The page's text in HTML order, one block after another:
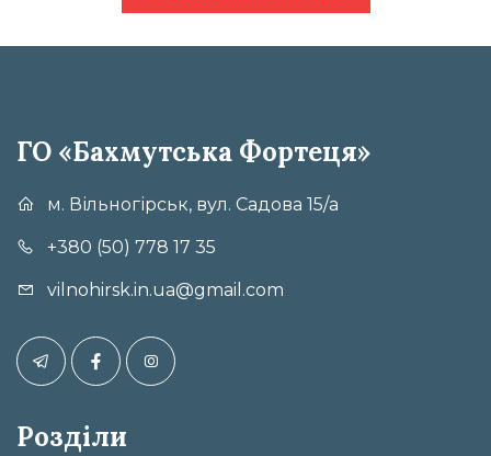
ГО «Бахмутська Фортеця»
м. Вільногірськ, вул. Садова 15/а
+380 (50) 778 17 35
vilnohirsk.in.ua@gmail.com
Розділи